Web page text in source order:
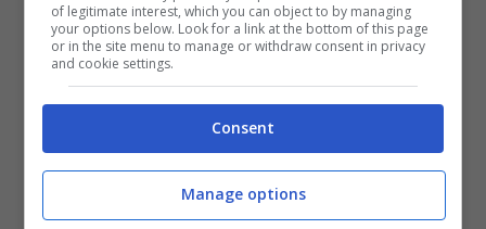
Nel caso degliover 75, è necessario avere un
of legitimate interest, which you can object to by managing
your options below. Look for a link at the bottom of this page
or in the site menu to manage or withdraw consent in privacy
and cookie settings.
Consent
Manage options